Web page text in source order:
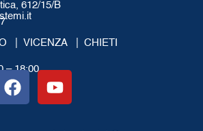
612/15/B
| VICENZA | CHIETI
– 18:00